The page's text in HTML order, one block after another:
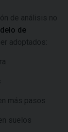
de análisis no
de
adoptados:
más pasos
suelos